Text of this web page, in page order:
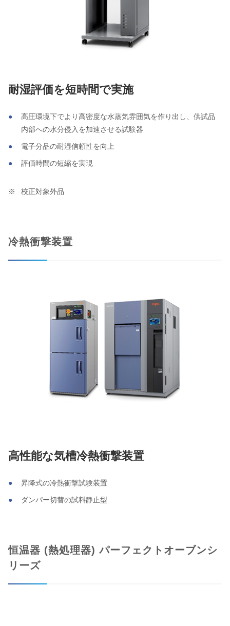
耐湿評価を短時間で実施
高圧環境下でより高密度な水蒸気雰囲気を作り出し、供試品
内部への水分侵入を加速させる試験器
電子分品の耐湿信頼性を向上
評価時間の短縮を実現
校正対象外品
冷熱衝撃装置
高性能な気槽冷熱衝撃装置
昇降式の冷熱衝撃試験装置
ダンパー切替の試料静止型
恒温器 (熱処理器) パーフェクトオーブンシ
リーズ